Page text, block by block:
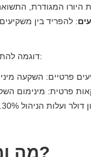
: להפריד בין
דוגמה להתפלגות לפי סוגים לפי סוג המשקיע יכולה להיות:
מה ומי מקים קרן השקעות?